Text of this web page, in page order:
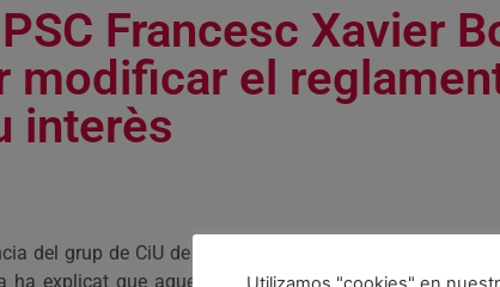
Francesc Xavier
modificar el
interès
del grup de CiU de fer comparèixer al Síndic a la
ha explicat que aquesta demanda en el moment